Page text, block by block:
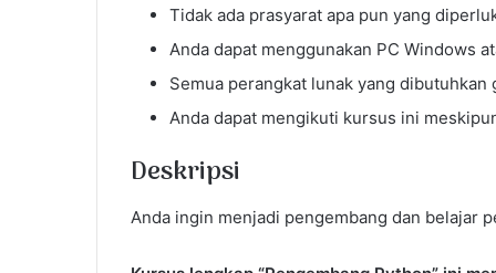
Tidak ada prasyarat apa pun yang
Anda dapat menggunakan PC Windows
Semua perangkat lunak yang dibutuhkan
Anda dapat mengikuti kursus ini
Deskripsi
Anda ingin menjadi pengembang dan belajar